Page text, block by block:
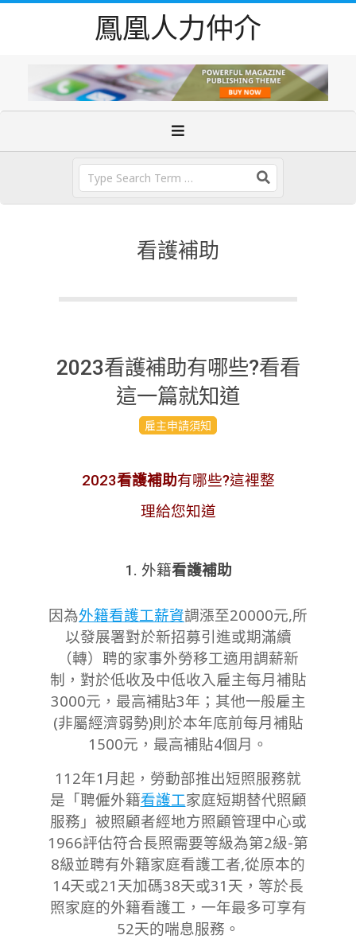
鳳凰人力仲介
看護補助
2023看護補助有哪些?看看
這一篇就知道
雇主申請須知
2023看護補助有哪些?這裡整
理給您知道
1. 外籍看護補助
因為外籍看護工薪資調漲至20000元,所
以發展署對於新招募引進或期滿續
（轉）聘的家事外勞移工適用調薪新
制，對於低收及中低收入雇主每月補貼
3000元，最高補貼3年；其他一般雇主
(非屬經濟弱勢)則於本年底前每月補貼
1500元，最高補貼4個月。
112年1月起，勞動部推出短照服務就
是「聘僱外籍看護工家庭短期替代照顧
服務」被照顧者經地方照顧管理中心或
1966評估符合長照需要等級為第2級-第
8級並聘有外籍家庭看護工者,從原本的
14天或21天加碼38天或31天，等於長
照家庭的外籍看護工，一年最多可享有
52天的喘息服務。